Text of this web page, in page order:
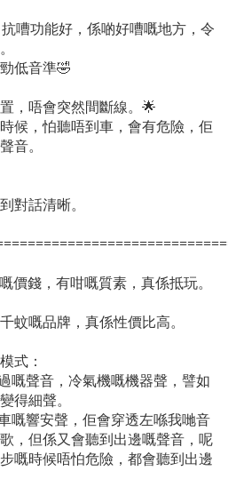
嘈功能好，係啲好嘈嘅地方，令
低音準🤣
，唔會突然間斷線。🌟
候，怕聽唔到車，會有危險，佢
音。
對話清晰。
價錢，有咁嘅質素，真係抵玩。
蚊嘅品牌，真係性價比高。
式：
嘅聲音，冷氣機嘅機器聲，譬如
得細聲。
嘅響安聲，佢會穿透左喺我哋音
，但係又會聽到出邊嘅聲音，呢
嘅時候唔怕危險，都會聽到出邊